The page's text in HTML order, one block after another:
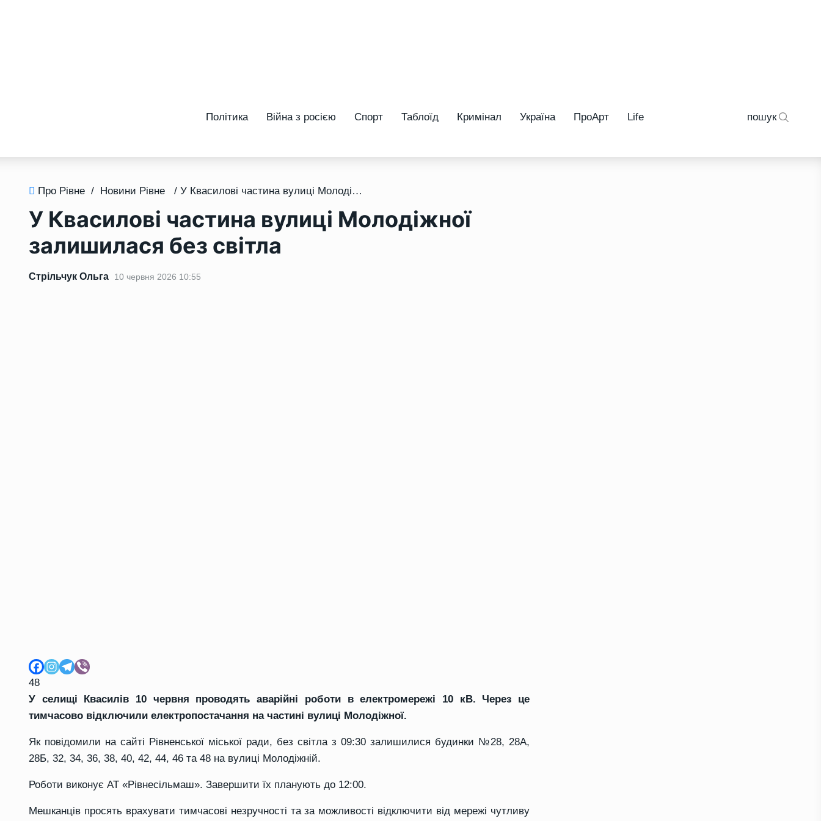
Політика Війна з росією Спорт Таблоїд Кримінал Україна ПроАрт Life пошук
Про Рівне / Новини Рівне / У Квасилові частина вулиці Молодіжної залишилася без світла
У Квасилові частина вулиці Молодіжної
залишилася без світла
Стрільчук Ольга 10 червня 2026 10:55
48
У селищі Квасилів 10 червня проводять аварійні роботи в електромережі 10 кВ. Через це
тимчасово відключили електропостачання на частині вулиці Молодіжної.
Як повідомили на сайті Рівненської міської ради, без світла з 09:30 залишилися будинки №28, 28А,
28Б, 32, 34, 36, 38, 40, 42, 44, 46 та 48 на вулиці Молодіжній.
Роботи виконує АТ «Рівнесільмаш». Завершити їх планують до 12:00.
Мешканців просять врахувати тимчасові незручності та за можливості відключити від мережі чутливу